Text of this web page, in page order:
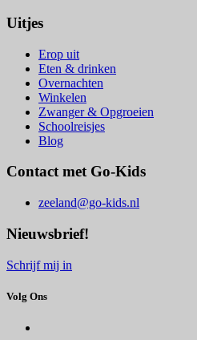
Uitjes
Erop uit
Eten & drinken
Overnachten
Winkelen
Zwanger & Opgroeien
Schoolreisjes
Blog
Contact met Go-Kids
zeeland@go-kids.nl
Nieuwsbrief!
Schrijf mij in
Volg Ons